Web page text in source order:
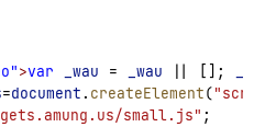
>var _wau = _wau [];
=document . createElement(
small.js" ;